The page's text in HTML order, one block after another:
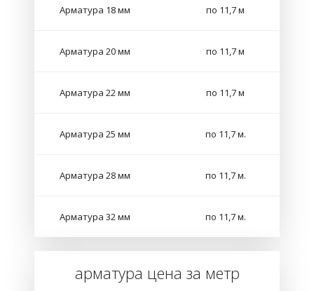
Арматура 18 мм по 11,7 м
Арматура 20 мм по 11,7 м
Арматура 22 мм по 11,7 м
Арматура 25 мм по 11,7 м.
Арматура 28 мм по 11,7 м.
Арматура 32 мм по 11,7 м.
арматура цена за метр